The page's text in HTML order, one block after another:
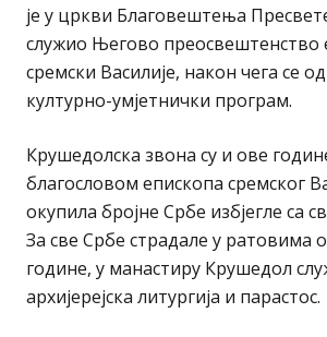
је у цркви Благовештења
служио Његово преосвештенство
сремски Василије, након чега се
културно-умјетнички програм.
Крушедолска звона су и ове
благословом епископа сремског
окупила бројне Србе избјегле са
За све Србе страдале у ратовима
године, у манастиру Крушедол
архијерејска литургија и парастос.